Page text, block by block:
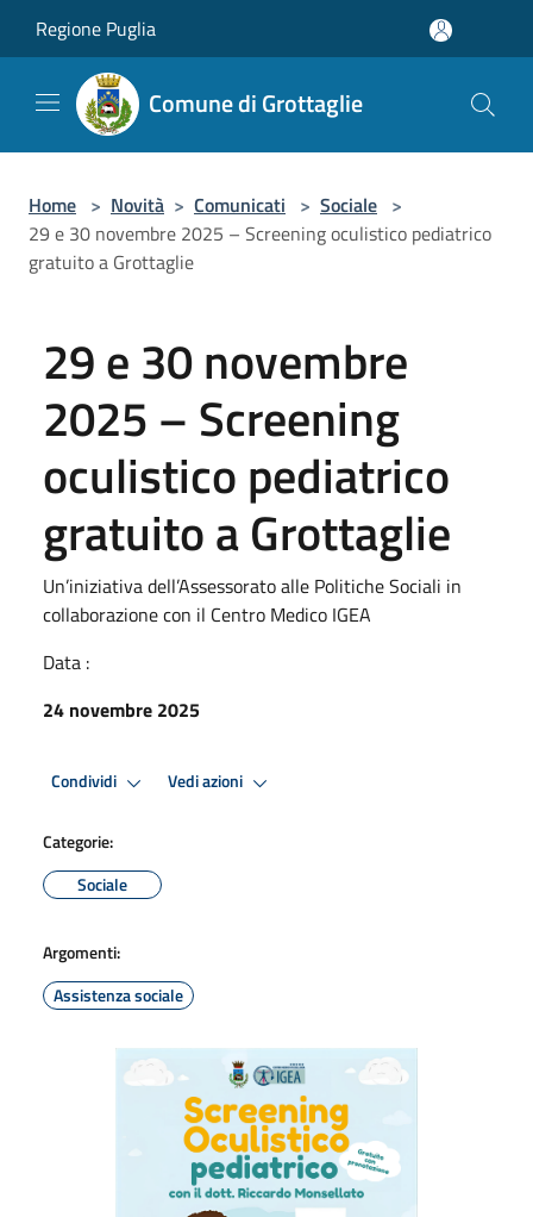
Regione Puglia
Comune di Grottaglie
Home > Novità > Comunicati > Sociale >
29 e 30 novembre 2025 – Screening oculistico pediatrico
gratuito a Grottaglie
29 e 30 novembre
2025 – Screening
oculistico pediatrico
gratuito a Grottaglie
Un’iniziativa dell’Assessorato alle Politiche Sociali in
collaborazione con il Centro Medico IGEA
Data :
24 novembre 2025
Condividi Vedi azioni
Categorie:
Sociale
Argomenti:
Assistenza sociale